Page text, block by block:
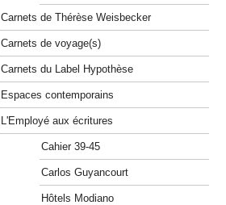
Carnets de Thérèse Weisbecker
Carnets de voyage(s)
Carnets du Label Hypothèse
Espaces contemporains
L'Employé aux écritures
Cahier 39-45
Carlos Guyancourt
Hôtels Modiano